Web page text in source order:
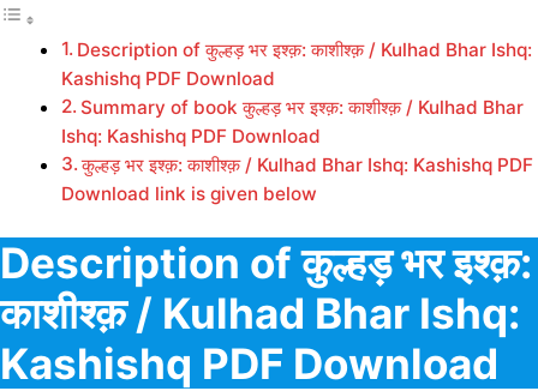
Description of कुल्हड़ भर इश्क़: काशीश्क़ / Kulhad Bhar Ishq:
Kashishq PDF Download
Summary of book कुल्हड़ भर इश्क़: काशीश्क़ / Kulhad Bhar
Ishq: Kashishq PDF Download
कुल्हड़ भर इश्क़: काशीश्क़ / Kulhad Bhar Ishq: Kashishq PDF
Download link is given below
Description of कुल्हड़ भर इश्क़:
काशीश्क़ / Kulhad Bhar Ishq:
Kashishq PDF Download